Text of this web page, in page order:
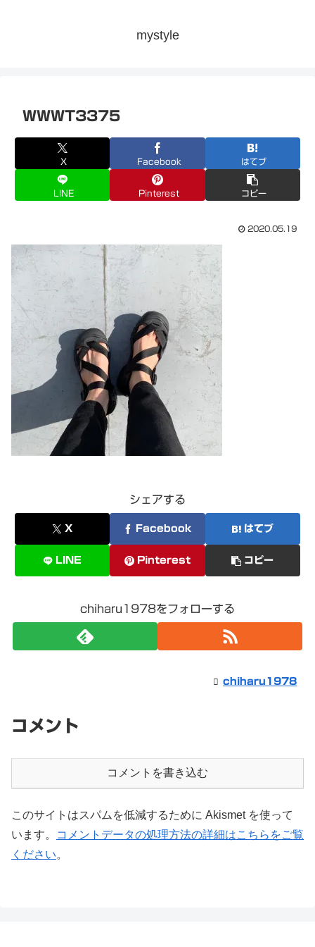
mystyle
WWWT3375
X Facebook はてブ
LINE Pinterest コピー
2020.05.19
シェアする
X Facebook はてブ
LINE Pinterest コピー
chiharu1978をフォローする
chiharu1978
コメント
コメントを書き込む
このサイトはスパムを低減するために Akismet を使って
います。
コメントデータの処理方法の詳細はこちらをご覧
ください。